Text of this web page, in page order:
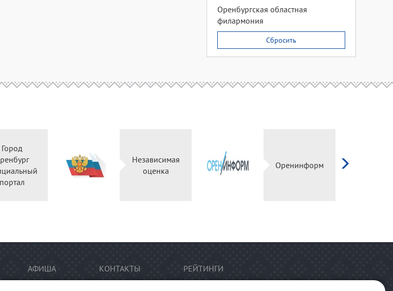
Оренбургская областная
филармония
Сбросить
Город
портал
Независимая
оценка
Оренинформ
АФИША КОНТАКТЫ РЕЙТИНГИ